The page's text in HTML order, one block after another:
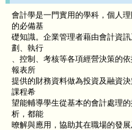
會計學是一門實用的學科，個人
的必備基
礎知識。企業管理者藉由會計資
劃、執行
、控制、考核等各項經營決策的
報表所
提供的財務資料做為投資及融資
課程希
望能輔導學生從基本的會計處理
析，都能
暸解與應用，協助其在職場的發展